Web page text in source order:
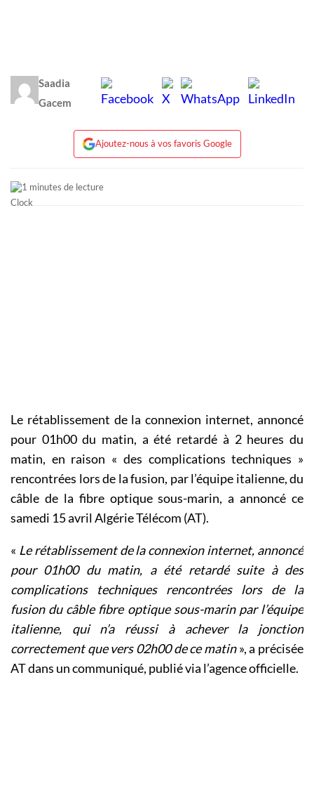
Saadia
Gacem
Ajoutez-nous à vos favoris Google
1 minutes de lecture
Le rétablissement de la connexion internet, annoncé
pour 01h00 du matin, a été retardé à 2 heures du
matin, en raison « des complications techniques »
rencontrées lors de la fusion, par l’équipe italienne, du
câble de la fibre optique sous-marin, a annoncé ce
samedi 15 avril Algérie Télécom (AT).
« Le rétablissement de la connexion internet, annoncé
pour 01h00 du matin, a été retardé suite à des
complications techniques rencontrées lors de la
fusion du câble fibre optique sous-marin par l’équipe
italienne, qui n’a réussi à achever la jonction
correctement que vers 02h00 de ce matin», a précisée
AT dans un communiqué, publié via l’agence officielle.